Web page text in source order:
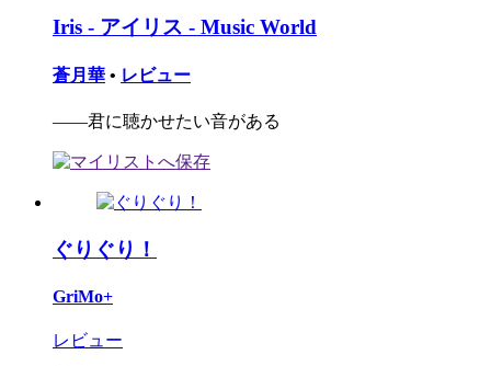
Iris - アイリス - Music World
蒼月華 • レビュー
――君に聴かせたい音がある
ぐりぐり！
GriMo+
レビュー